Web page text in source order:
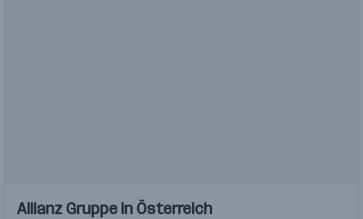
Einblicke
Allianz Gruppe in Österreich